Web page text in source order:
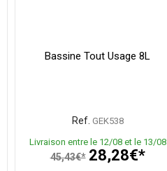
Bassine Tout Usage 8L
Ref. GEK538
Livraison entre le 12/08 et le 13/08
45,43€* 28,28€*